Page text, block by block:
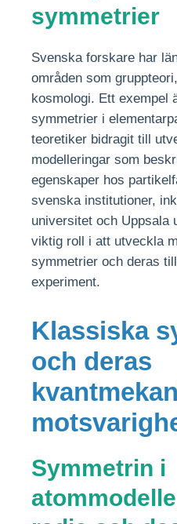
symmetrier
Svenska forskare har
områden som
kosmologi. Ett exempel
symmetrier i
teoretiker bidragit till
modelleringar som
egenskaper hos
svenska institutioner,
universitet och Uppsala
viktig roll i att utveckla
symmetrier och deras
experiment.
Klassiska
och deras
Symmetrin i